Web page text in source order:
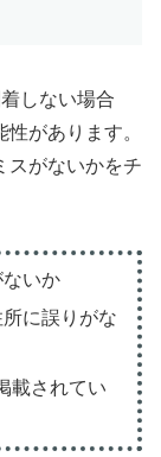
しない場合
があります。
スがないかをチ
いか
に誤りがな
載されてい